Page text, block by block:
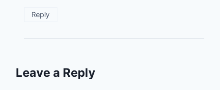
Reply
Leave a Reply